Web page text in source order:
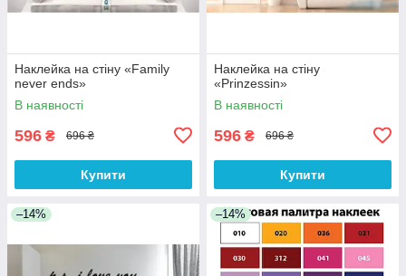
Наклейка на стіну «Family
never ends»
В наявності
596 ₴ 696 ₴
Купити
Наклейка на стіну
«Prinzessin»
В наявності
596 ₴ 696 ₴
Купити
–14% –14%